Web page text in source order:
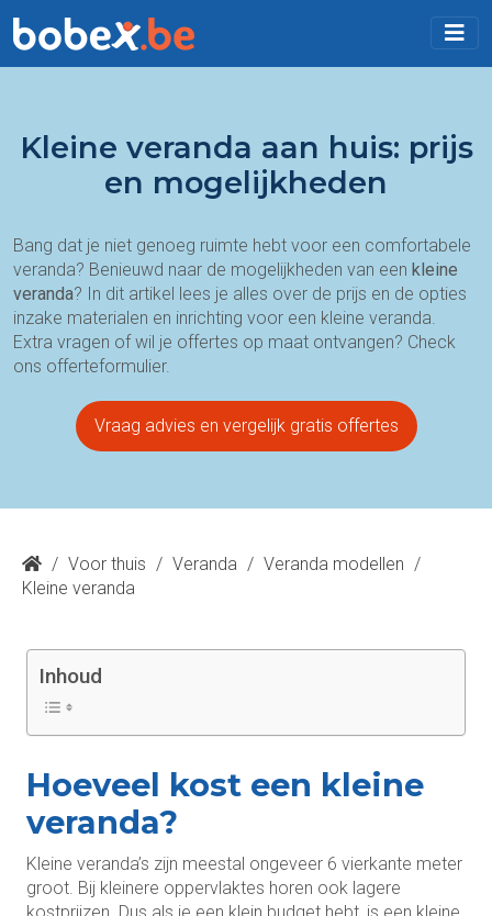
Kleine veranda aan huis: prijs
en mogelijkheden
Bang dat je niet genoeg ruimte hebt voor een comfortabele
veranda? Benieuwd naar de mogelijkheden van een kleine
veranda? In dit artikel lees je alles over de prijs en de opties
inzake materialen en inrichting voor een kleine veranda.
Extra vragen of wil je offertes op maat ontvangen? Check
ons offerteformulier.
Vraag advies en vergelijk gratis offertes
/ Voor thuis / Veranda / Veranda modellen /
Kleine veranda
Inhoud
Hoeveel kost een kleine
veranda?
Kleine veranda’s zijn meestal ongeveer 6 vierkante meter
groot. Bij kleinere oppervlaktes horen ook lagere